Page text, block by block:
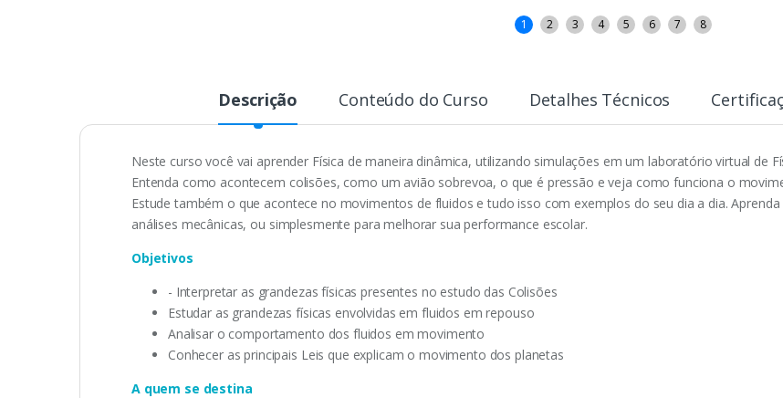
1 2 3 4 5 6 7 8
Descrição Conteúdo do Curso Detalhes Técnicos
Neste curso você vai aprender Física de maneira dinâmica, utilizando simulações em um laboratório virtual de
Entenda como acontecem colisões, como um avião sobrevoa, o que é pressão e veja como funciona o
Estude também o que acontece no movimentos de fluidos e tudo isso com exemplos do seu dia a dia.
análises mecânicas, ou simplesmente para melhorar sua performance escolar.
Objetivos
- Interpretar as grandezas físicas presentes no estudo das Colisões
Estudar as grandezas físicas envolvidas em fluidos em repouso
Analisar o comportamento dos fluidos em movimento
Conhecer as principais Leis que explicam o movimento dos planetas
A quem se destina